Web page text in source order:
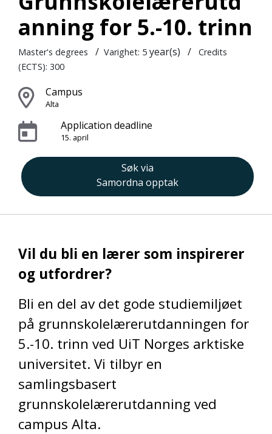
anning for 5.-10. trinn
Master's degrees / Varighet: 5 year(s) /
Credits
(ECTS): 300
Campus
Alta
Application deadline
15. april
Søk via
Samordna opptak
Vil du bli en lærer som inspirerer
og utfordrer?
Bli en del av det gode studiemiljøet
på grunnskolelærerutdanningen for
5.-10. trinn ved UiT Norges arktiske
universitet. Vi tilbyr en
samlingsbasert
grunnskolelærerutdanning ved
campus Alta.